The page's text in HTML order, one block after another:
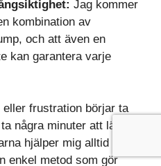
Jag kommer
kombination av
och att även en
kan garantera varje
frustration börjar ta
några minuter att lämna
hjälper mig alltid att
enkel metod som gör